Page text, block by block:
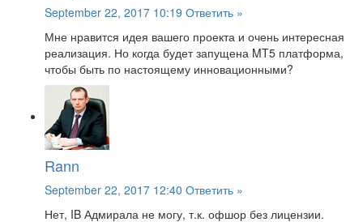
September 22, 2017 10:19 Ответить »
Мне нравится идея вашего проекта и очень интересная
реализация. Но когда будет запущена MT5 платформа,
чтобы быть по настоящему инновационными?
Rann
September 22, 2017 12:40 Ответить »
Нет, IB Адмирала не могу, т.к. офшор без лицензии.